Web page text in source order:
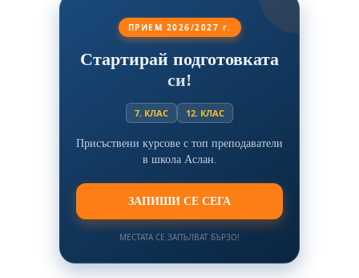
ПРИЕМ 2026/2027 г.
Стартирай подготовката
си!
7. КЛАС 12. КЛАС
Присъствени курсове с топ преподаватели
в школа Аслан.
ЗАПИШИ СЕ СЕГА
МЕСТАТА СЕ ЗАПЪЛВАТ БЪРЗО!